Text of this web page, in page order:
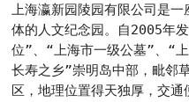
上海瀛新园陵园有限公司是
体的人文纪念园。自2005年
位”、“上海市一级公墓”、“
长寿之乡”崇明岛中部，毗邻
区，地理位置得天独厚，交通